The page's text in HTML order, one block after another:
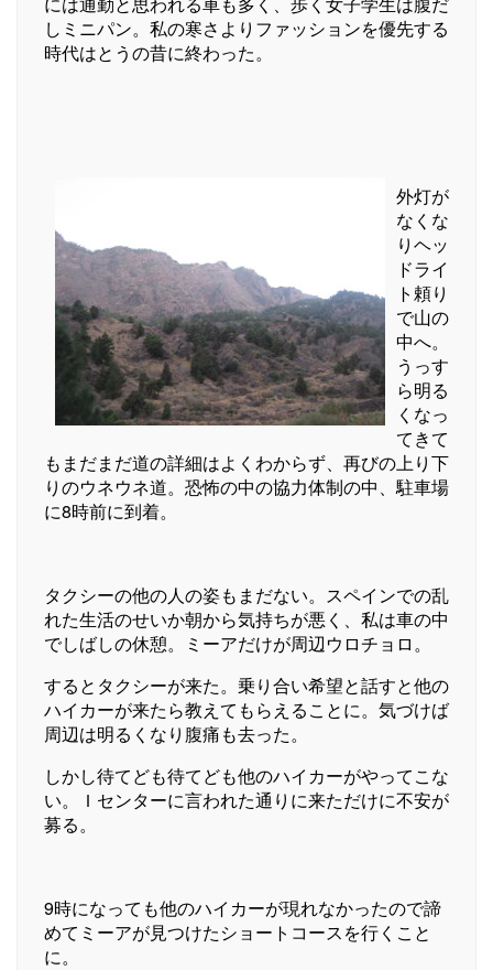
しミニパン。私の寒さよりファッションを優先する
時代はとうの昔に終わった。
外灯が
なくな
りヘッ
ドライ
ト頼り
で山の
中へ。
うっす
ら明る
くなっ
てきて
もまだまだ道の詳細はよくわからず、再びの上り下
りのウネウネ道。恐怖の中の協力体制の中、駐車場
に8時前に到着。
タクシーの他の人の姿もまだない。スペインでの乱
れた生活のせいか朝から気持ちが悪く、私は車の中
でしばしの休憩。ミーアだけが周辺ウロチョロ。
するとタクシーが来た。乗り合い希望と話すと他の
ハイカーが来たら教えてもらえることに。気づけば
周辺は明るくなり腹痛も去った。
しかし待てども待てども他のハイカーがやってこな
い。Ｉセンターに言われた通りに来ただけに不安が
募る。
9時になっても他のハイカーが現れなかったので諦
めてミーアが見つけたショートコースを行くこと
に。